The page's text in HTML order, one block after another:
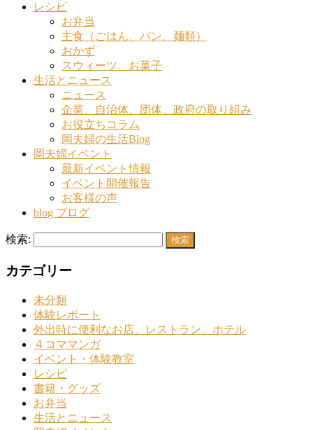
レシピ
お弁当
主食（ごはん、パン、麺類）
おかず
スウィーツ、お菓子
生活とニュース
ニュース
企業、自治体、団体、政府の取り組み
お役立ちコラム
岡夫婦の生活Blog
岡夫婦イベント
最新イベント情報
イベント開催報告
お客様の声
blog ブログ
検索:
カテゴリー
未分類
体験レポート
外出時に便利なお店、レストラン、ホテル
４コママンガ
イベント・体験教室
レシピ
書籍・グッズ
お弁当
生活とニュース